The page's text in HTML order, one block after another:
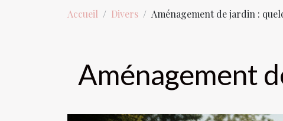
Accueil Divers Aménagement de jardin :
Aménagement